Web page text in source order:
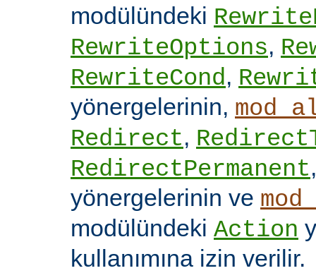
modülündeki
RewriteOptions,
RewriteCond,
yönergelerinin,
Redirect,
RedirectPermanent
yönergelerinin ve
modülündeki Action
kullanımına izin verilir.